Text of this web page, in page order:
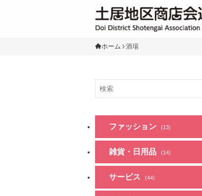
ホーム 酒場
ファッション (13)
雑貨・日用品 (14)
サービス (44)